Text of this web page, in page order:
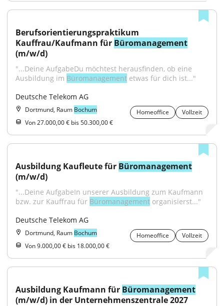
Berufsorientierungspraktikum
Kauffrau/Kaufmann für Büromanagement
(m/w/d)
"...Deine AufgabeDu möchtest herausfinden, ob eine
Ausbildung im Büromanagement etwas für dich ist..."
Deutsche Telekom AG
Dortmund, Raum Bochum Homeoffice
Vollzeit
Von 27.000,00 € bis 50.300,00 €
Ausbildung Kaufleute für Büromanagement
(m/w/d)
"...Deine AufgabeIn unserer Ausbildung zum Kaufmann
bzw. zur Kauffrau für Büromanagement organisierst..."
Deutsche Telekom AG
Dortmund, Raum Bochum Homeoffice
Vollzeit
Von 9.000,00 € bis 18.000,00 €
Ausbildung Kaufmann für Büromanagement
(m/w/d) in der Unternehmenszentrale 2027